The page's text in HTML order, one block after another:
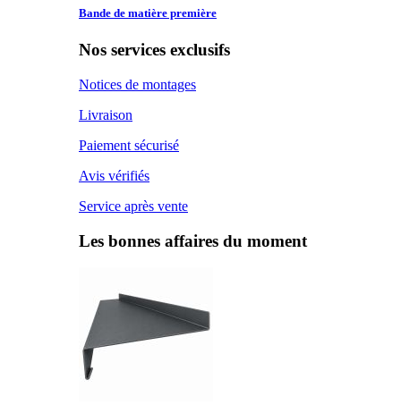
Bande de matière première
Nos services exclusifs
Notices de montages
Livraison
Paiement sécurisé
Avis vérifiés
Service après vente
Les bonnes affaires du moment